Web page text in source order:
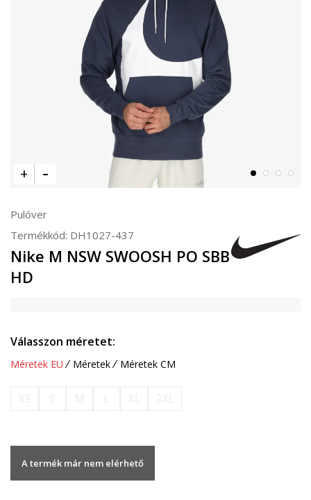
Pulóver
Termékkód: DH1027-437
Nike M NSW SWOOSH PO SBB
HD
Válasszon méretet:
Méretek EU Méretek Méretek CM
A termék már nem elérhető